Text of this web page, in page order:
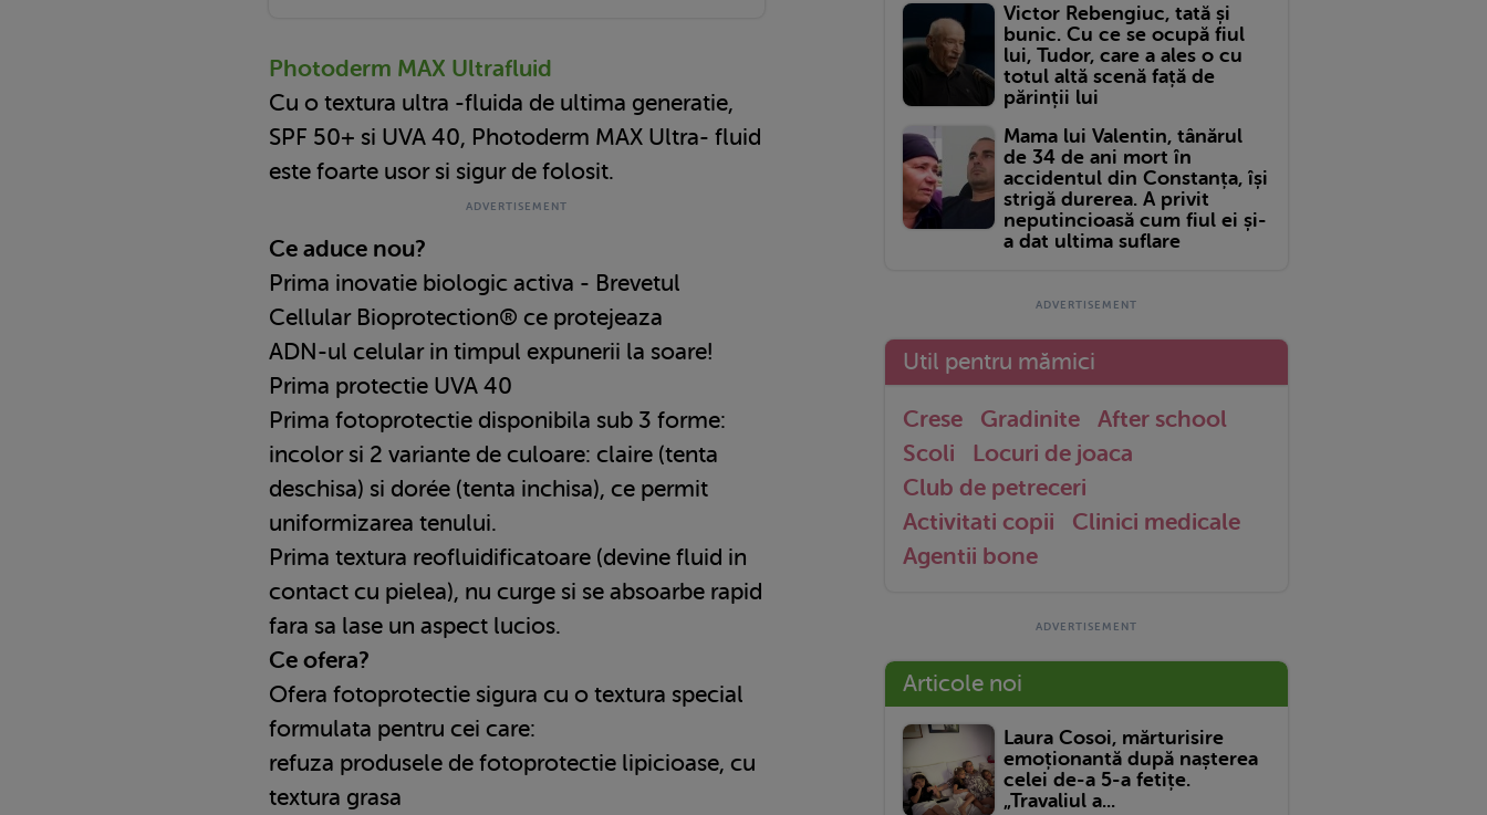
Photoderm MAX Ultrafluid
Cu o textura ultra -fluida de ultima generatie,
SPF 50+ si UVA 40, Photoderm MAX Ultra- fluid
este foarte usor si sigur de folosit.
Ce aduce nou?
Prima inovatie biologic activa - Brevetul
Cellular Bioprotection® ce protejeaza
ADN-ul celular in timpul expunerii la soare!
Prima protectie UVA 40
Prima fotoprotectie disponibila sub 3 forme:
incolor si 2 variante de culoare: claire (tenta
deschisa) si dorée (tenta inchisa), ce permit
uniformizarea tenului.
Prima textura reofluidificatoare (devine fluid in
contact cu pielea), nu curge si se absoarbe rapid
fara sa lase un aspect lucios.
Ce ofera?
Ofera fotoprotectie sigura cu o textura special
formulata pentru cei care:
refuza produsele de fotoprotectie lipicioase, cu
textura grasa
Victor Rebengiuc, tată și
bunic. Cu ce se ocupă fiul
lui, Tudor, care a ales o cu
totul altă scenă față de
părinții lui
Mama lui Valentin, tânărul
de 34 de ani mort în
accidentul din Constanța, își
strigă durerea. A privit
neputincioasă cum fiul ei și-
a dat ultima suflare
Util pentru mămici
Crese Gradinite
After school
Scoli
Locuri de joaca
Club de petreceri
Activitati copii
Clinici medicale
Agentii bone
Articole noi
Laura Cosoi, mărturisire
emoționantă după nașterea
celei de-a 5-a fetițe.
„Travaliul a...